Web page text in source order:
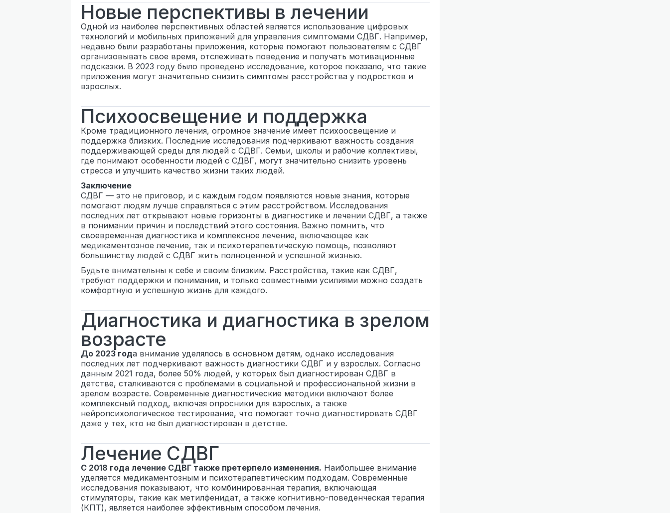
Новые перспективы в лечении
Одной из наиболее перспективных областей является использование цифровых
технологий и мобильных приложений для управления симптомами СДВГ. Например,
недавно были разработаны приложения, которые помогают пользователям с СДВГ
организовывать свое время, отслеживать поведение и получать мотивационные
подсказки. В 2023 году было проведено исследование, которое показало, что такие
приложения могут значительно снизить симптомы расстройства у подростков и
взрослых.
Психоосвещение и поддержка
Кроме традиционного лечения, огромное значение имеет психоосвещение и
поддержка близких. Последние исследования подчеркивают важность создания
поддерживающей среды для людей с СДВГ. Семьи, школы и рабочие коллективы,
где понимают особенности людей с СДВГ, могут значительно снизить уровень
стресса и улучшить качество жизни таких людей.
Заключение
СДВГ — это не приговор, и с каждым годом появляются новые знания, которые
помогают людям лучше справляться с этим расстройством. Исследования
последних лет открывают новые горизонты в диагностике и лечении СДВГ, а также
в понимании причин и последствий этого состояния. Важно помнить, что
своевременная диагностика и комплексное лечение, включающее как
медикаментозное лечение, так и психотерапевтическую помощь, позволяют
большинству людей с СДВГ жить полноценной и успешной жизнью.
Будьте внимательны к себе и своим близким. Расстройства, такие как СДВГ,
требуют поддержки и понимания, и только совместными усилиями можно создать
комфортную и успешную жизнь для каждого.
Диагностика и диагностика в зрелом
возрасте
До 2023 года внимание уделялось в основном детям, однако исследования
последних лет подчеркивают важность диагностики СДВГ и у взрослых. Согласно
данным 2021 года, более 50% людей, у которых был диагностирован СДВГ в
детстве, сталкиваются с проблемами в социальной и профессиональной жизни в
зрелом возрасте. Современные диагностические методики включают более
комплексный подход, включая опросники для взрослых, а также
нейропсихологическое тестирование, что помогает точно диагностировать СДВГ
даже у тех, кто не был диагностирован в детстве.
Лечение СДВГ
С 2018 года лечение СДВГ также претерпело изменения. Наибольшее внимание
уделяется медикаментозным и психотерапевтическим подходам. Современные
исследования показывают, что комбинированная терапия, включающая
стимуляторы, такие как метилфенидат, а также когнитивно-поведенческая терапия
(КПТ), является наиболее эффективным способом лечения.